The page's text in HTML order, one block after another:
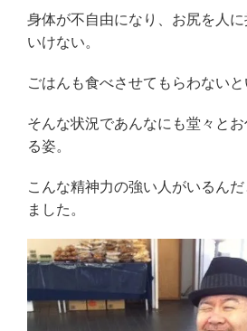
身体が不自由になり、お尻を人
いけない。
ごはんも食べさせてもらわないと
そんな状況であんなにも堂々と
る姿。
こんな精神力の強い人がいるん
ました。